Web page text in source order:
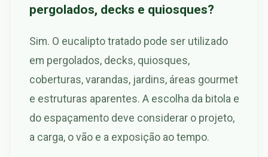
pergolados, decks e quiosques?
Sim. O eucalipto tratado pode ser utilizado
em pergolados, decks, quiosques,
coberturas, varandas, jardins, áreas gourmet
e estruturas aparentes. A escolha da bitola e
do espaçamento deve considerar o projeto,
a carga, o vão e a exposição ao tempo.